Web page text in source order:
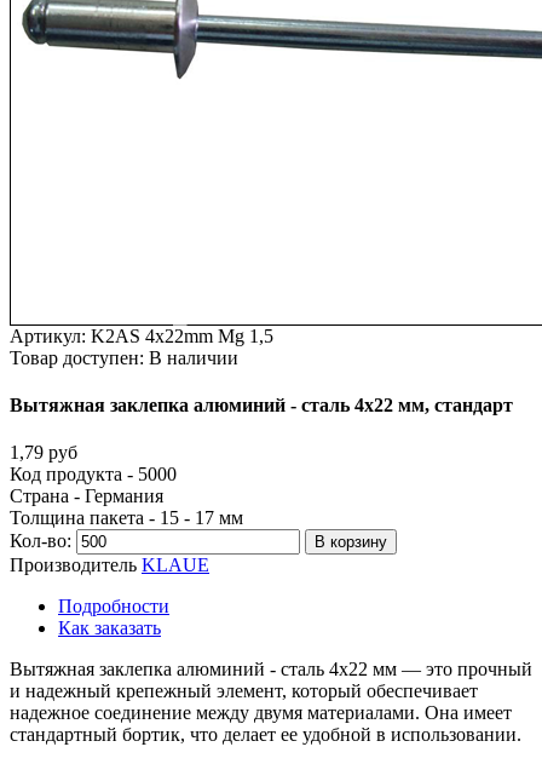
Вытяжная заклепка
Артикул: K2AS 4x22mm Mg 1,5
Товар доступен: В наличии
Вытяжная заклепка алюминий - сталь 4х22 мм, стандарт
1,79 руб
Код продукта - 5000
Страна - Германия
Толщина пакета - 15 - 17 мм
Кол-во:
В корзину
Производитель KLAUE
Подробности
Как заказать
Вытяжная заклепка алюминий - сталь 4х22 мм — это прочный
и надежный крепежный элемент, который обеспечивает
надежное соединение между двумя материалами. Она имеет
стандартный бортик, что делает ее удобной в использовании.